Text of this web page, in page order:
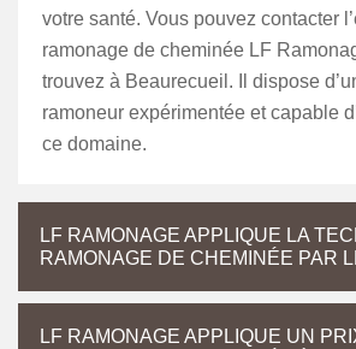
votre santé. Vous pouvez contacter
ramonage de cheminée LF
trouvez à Beaurecueil. Il dispose
ramoneur expérimentée et capable
ce domaine.
LF RAMONAGE APPLIQUE LA
RAMONAGE DE CHEMINÉE PAR
LF RAMONAGE APPLIQUE UN